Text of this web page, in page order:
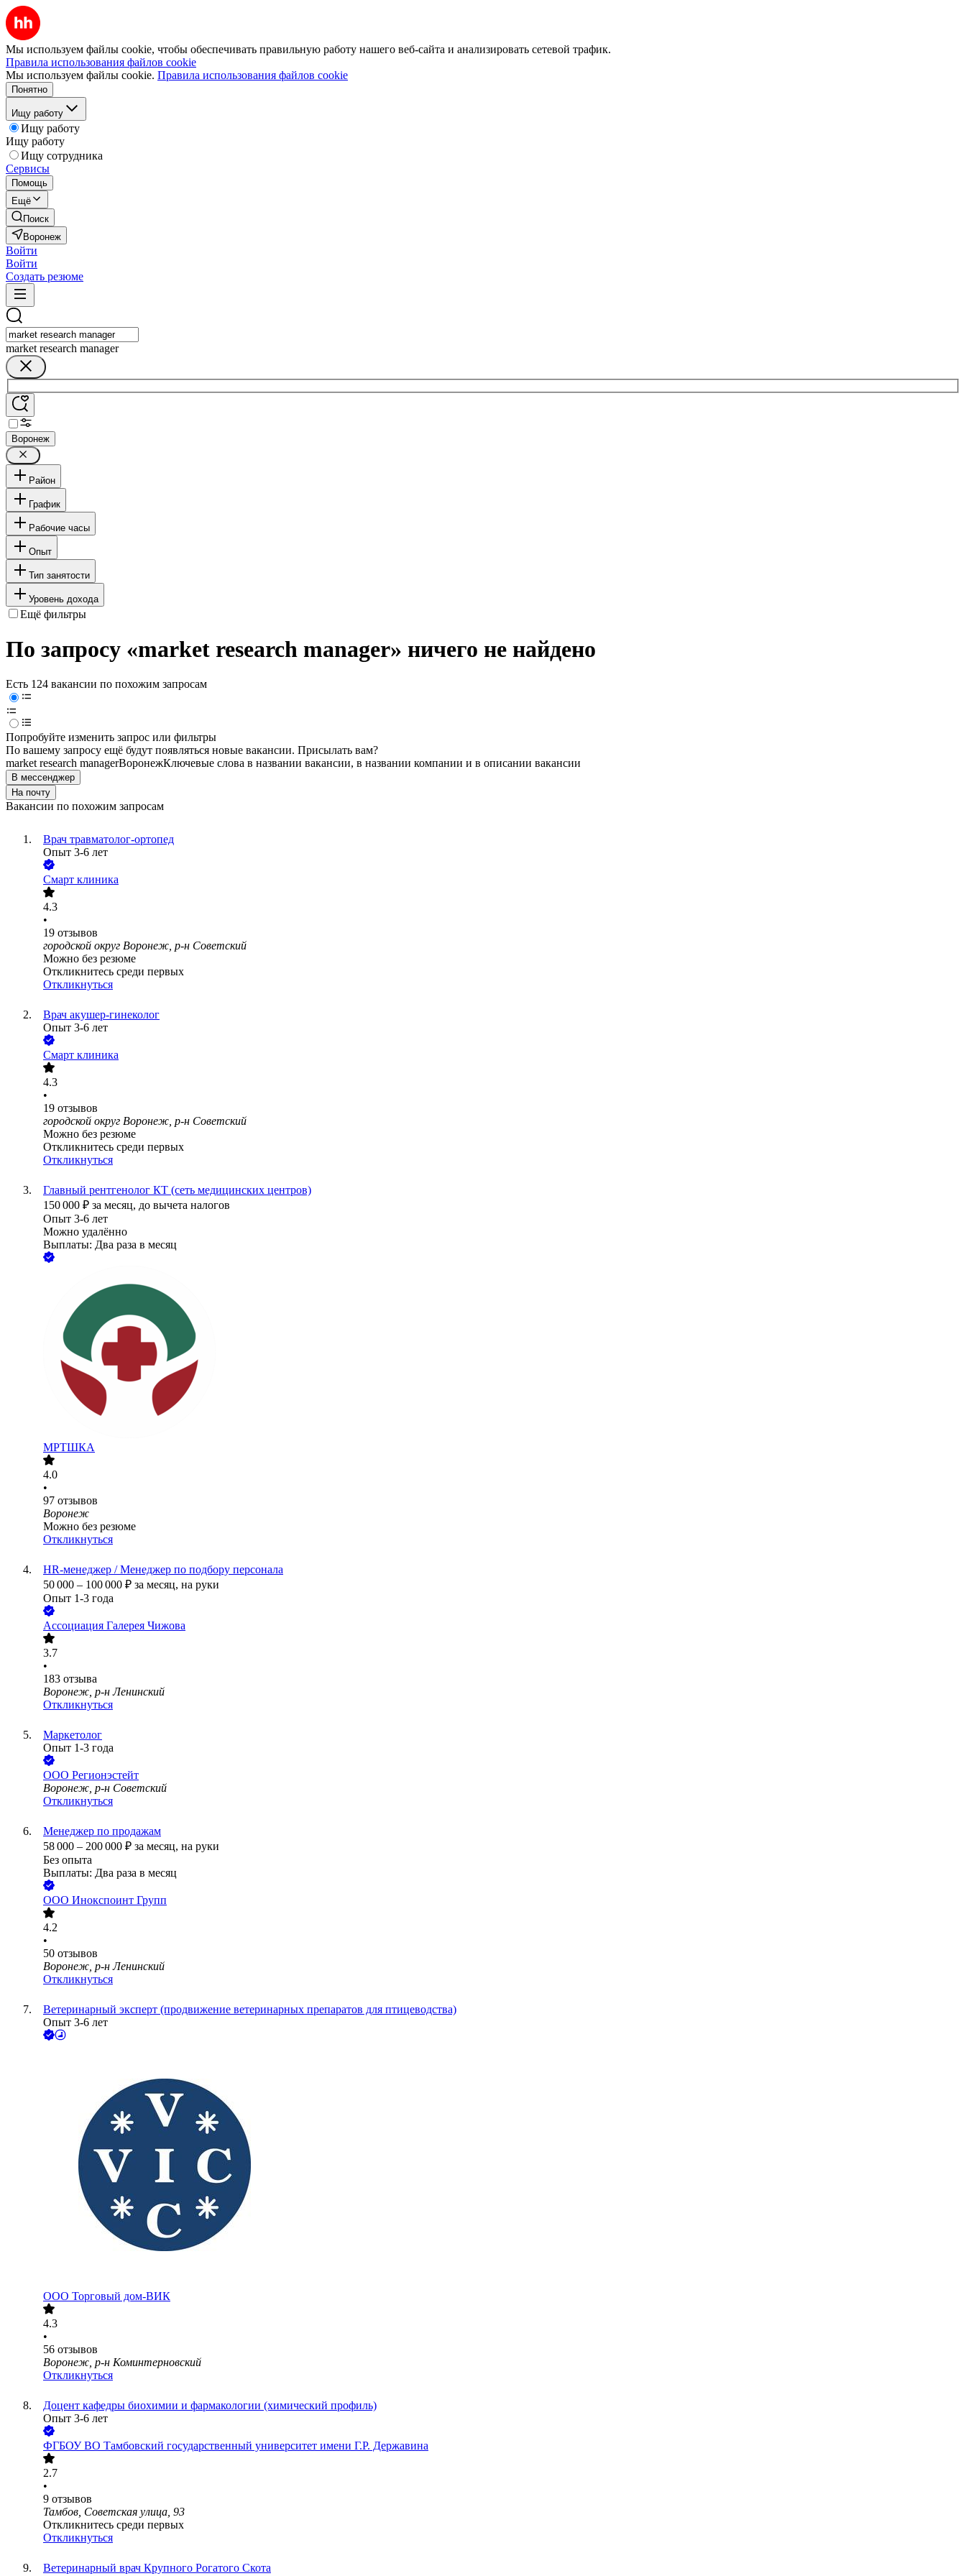
Мы используем файлы cookie, чтобы обеспечивать правильную работу нашего веб-сайта и анализировать сетевой трафик.
Правила использования файлов cookie
Мы используем файлы cookie. Правила использования файлов cookie
Понятно
Ищу работу
Ищу работу
Ищу работу
Ищу сотрудника
Сервисы
Помощь
Ещё
Поиск
Воронеж
Войти
Войти
Создать резюме
market research manager
Воронеж
Район
График
Рабочие часы
Опыт
Тип занятости
Уровень дохода
Ещё фильтры
По запросу «market research manager» ничего не найдено
Есть 124 вакансии по похожим запросам
Попробуйте изменить запрос или фильтры
По вашему запросу ещё будут появляться новые вакансии. Присылать вам?
market research managerВоронежКлючевые слова в названии вакансии, в названии компании и в описании вакансии
В мессенджер
На почту
Вакансии по похожим запросам
Врач травматолог-ортопед
Опыт 3-6 лет
Смарт клиника
4.3
•
19 отзывов
городской округ Воронеж, р-н Советский
Можно без резюме
Откликнитесь среди первых
Откликнуться
Врач акушер-гинеколог
Опыт 3-6 лет
Смарт клиника
4.3
•
19 отзывов
городской округ Воронеж, р-н Советский
Можно без резюме
Откликнитесь среди первых
Откликнуться
Главный рентгенолог КТ (сеть медицинских центров)
150 000 ₽ за месяц, до вычета налогов
Опыт 3-6 лет
Можно удалённо
Выплаты: Два раза в месяц
МРТШКА
4.0
•
97 отзывов
Воронеж
Можно без резюме
Откликнуться
HR-менеджер / Менеджер по подбору персонала
50 000 – 100 000 ₽ за месяц, на руки
Опыт 1-3 года
Ассоциация Галерея Чижова
3.7
•
183 отзыва
Воронеж, р-н Ленинский
Откликнуться
Маркетолог
Опыт 1-3 года
ООО Регионэстейт
Воронеж, р-н Советский
Откликнуться
Менеджер по продажам
58 000 – 200 000 ₽ за месяц, на руки
Без опыта
Выплаты: Два раза в месяц
ООО Инокспоинт Групп
4.2
•
50 отзывов
Воронеж, р-н Ленинский
Откликнуться
Ветеринарный эксперт (продвижение ветеринарных препаратов для птицеводства)
Опыт 3-6 лет
ООО Торговый дом-ВИК
4.3
•
56 отзывов
Воронеж, р-н Коминтерновский
Откликнуться
Доцент кафедры биохимии и фармакологии (химический профиль)
Опыт 3-6 лет
ФГБОУ ВО Тамбовский государственный университет имени Г.Р. Державина
2.7
•
9 отзывов
Тамбов, Советская улица, 93
Откликнитесь среди первых
Откликнуться
Ветеринарный врач Крупного Рогатого Скота